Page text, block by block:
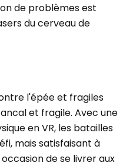
de problèmes est
du cerveau de
l'épée et fragiles
et fragile. Avec une
en VR, les batailles
mais satisfaisant à
de se livrer aux